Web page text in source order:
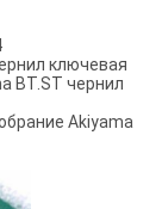
ключевая
BT.ST чернил
Akiyama